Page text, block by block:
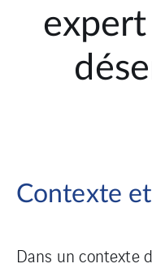
Contexte
Dans un contexte